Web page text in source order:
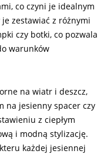
co czyni je idealnym
zestawiać z różnymi
czy botki, co pozwala
warunków
na wiatr i deszcz,
na jesienny spacer czy
z ciepłym
i modną stylizację.
każdej jesiennej